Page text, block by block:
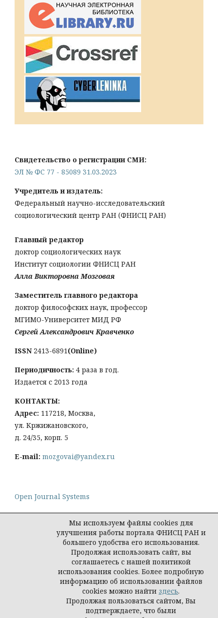
Свидетельство о регистрации СМИ:
ЭЛ № ФС 77 - 85089 31.03.2023
Учредитель и издатель:
Федеральный научно-исследовательский
социологический центр РАН (ФНИСЦ РАН)
Главный редактор
доктор социологических наук
Институт социологии ФНИСЦ РАН
Алла Викторовна Мозговая
Заместитель главного редактора
доктор философских наук, профессор
МГИМО-Университет МИД РФ
Сергей Александрович Кравченко
ISSN 2413-6891(Online)
Периодичность: 4 раза в год.
Издается с 2013 года
КОНТАКТЫ:
Адрес: 117218, Москва,
ул. Кржижановского,
д. 24/35, корп. 5
E-mail: mozgovai@yandex.ru
Open Journal Systems
Политика конфиденциальности персональных
© Социологическая наука и социальная практика,
Мы используем файлы cookies для
улучшения работы портала ФНИСЦ РАН и
большего удобства его использования.
Продолжая использовать сайт, вы
соглашаетесь с нашей политикой
использования cookies. Более подробную
информацию об использовании файлов
cookies можно найти здесь.
Продолжая пользоваться сайтом, Вы
подтверждаете, что были